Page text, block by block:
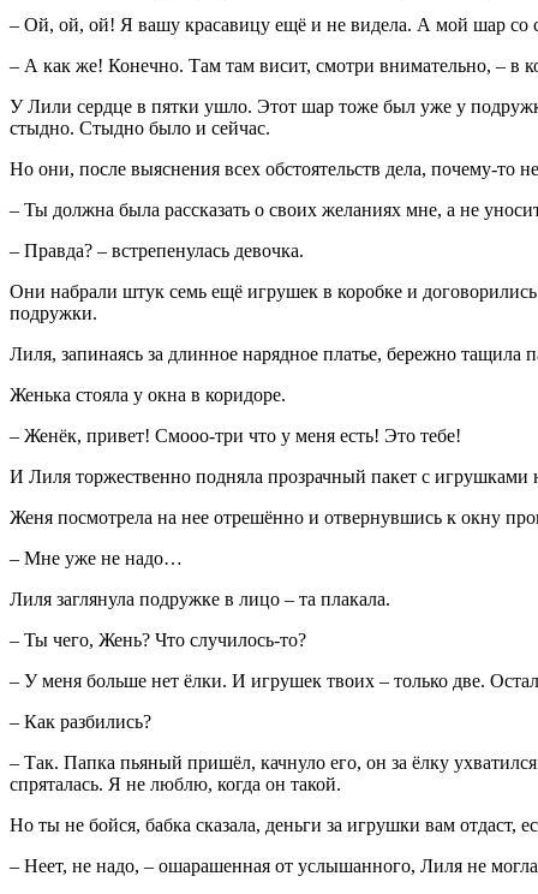
– Ой, ой, ой! Я вашу красавицу ещё и не видела. А мой шар со
– А как же! Конечно. Там там висит, смотри внимательно, – в
У Лили сердце в пятки ушло. Этот шар тоже был уже у
стыдно. Стыдно было и сейчас.
Но они, после выяснения всех обстоятельств дела, почему-то
– Ты должна была рассказать о своих желаниях мне, а не
– Правда? – встрепенулась девочка.
Они набрали штук семь ещё игрушек в коробке и
подружки.
Лиля, запинаясь за длинное нарядное платье, бережно
Женька стояла у окна в коридоре.
– Женёк, привет! Смооо-три что у меня есть! Это тебе!
И Лиля торжественно подняла прозрачный пакет с игрушками
Женя посмотрела на нее отрешённо и отвернувшись к окну
– Мне уже не надо…
Лиля заглянула подружке в лицо – та плакала.
– Ты чего, Жень? Что случилось-то?
– У меня больше нет ёлки. И игрушек твоих – только две.
– Как разбились?
– Так. Папка пьяный пришёл, качнуло его, он за ёлку
спряталась. Я не люблю, когда он такой.
Но ты не бойся, бабка сказала, деньги за игрушки вам отдаст,
– Неет, не надо, – ошарашенная от услышанного, Лиля не